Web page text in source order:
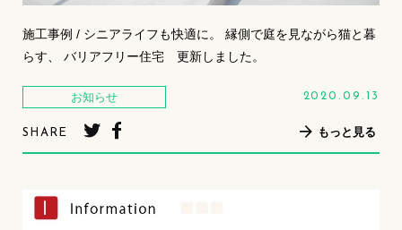
施工事例 / シニアライフも快適に。 縁側で庭を見ながら猫と暮
らす、 バリアフリー住宅 更新しました。
お知らせ 2020.09.13
SHARE もっと見る